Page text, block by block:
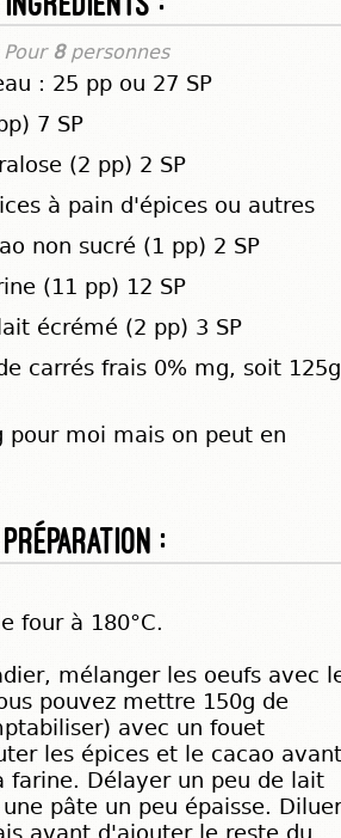
Pour 8personnes
: 25 pp ou 27 SP
7 SP
(2 pp) 2 SP
à pain d'épices ou autres
non sucré (1 pp) 2 SP
(11 pp) 12 SP
écrémé (2 pp) 3 SP
carrés frais 0% mg, soit 125g
pour moi mais on peut en
Préparation :
four à 180°C.
mélanger les oeufs avec
pouvez mettre 150g de
avec un fouet
les épices et le cacao avant
farine. Délayer un peu de lait
pâte un peu épaisse. Diluer